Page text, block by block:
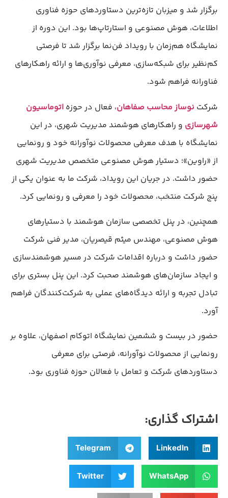
برگزار شد و میزبان تازه‌ترین دستاوردهای حوزه فناوری
اطلاعات، هوش مصنوعی و استارتاپ‌ها بود. این دوره از
نمایشگاه هم‌زمان با رویداد فن‌نما برگزار شد تا فرصتی
کم‌نظیر برای شبکه‌سازی، معرفی نوآوری‌ها و ارائه راهکارهای
فناورانه فراهم شود.
شرکت نوساز محاسب صفاهان، فعال در حوزه اتوماسیون
شهرسازی و راهکارهای هوشمند مدیریت شهری، در این
نمایشگاه با هدف معرفی محصولات نوآورانه خود و رونمایی
از «راوین»؛ دستیار هوش مصنوعی متخصص مدیریت شهری
حضور داشت. در جریان این رویداد، شرکت ما به عنوان یکی از
پنج شرکت منتخب، محصولات خود را معرفی و رونمایی کرد.
همچنین، در پنل تخصصی سازمان هوشمند با دستیارهای
هوش مصنوعی، مهندس میثم قیصریان، مدیر فنی شرکت
حضور داشت و درباره اقدامات شرکت در مسیر هوشمندسازی
و ایجاد سازمان‌های هوشمند صحبت کرد. این پنل بستری برای
تبادل تجربه و ارائه دیدگاه‌های عملی به شرکت‌کنندگان فراهم
آورد.
حضور در بیست و ششمین نمایشگاه اتوکام اصفهان، علاوه بر
رونمایی از محصولات نوآورانه، فرصتی برای معرفی
دستاوردهای شرکت و تعامل با فعالان حوزه فناوری بود.
اشتراک گذاری:
LinkedIn
Telegram
WhatsApp
Twitter